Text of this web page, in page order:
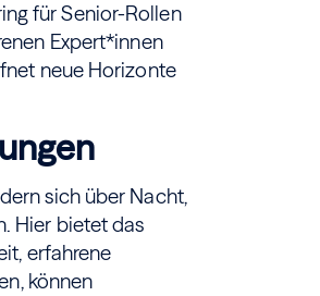
für Senior-Rollen
Expert*innen
neue Horizonte
sich über Nacht,
Hier bietet das
erfahrene
können